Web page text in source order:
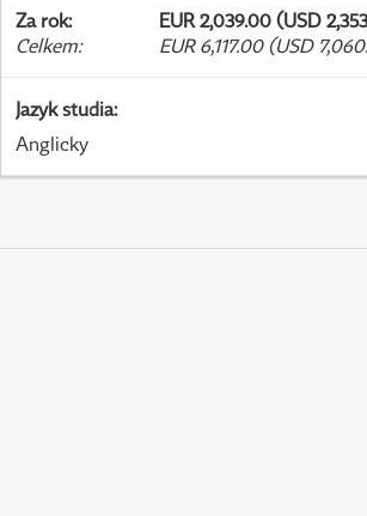
Za rok:
EUR 2,039.00 (USD
Celkem: EUR 6,117.00 (USD
Jazyk studia:
Anglicky